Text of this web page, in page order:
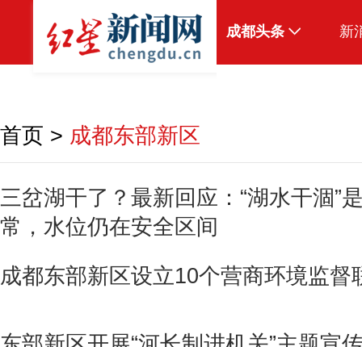
成都头条
头条智造
公示
新
首页 > 成都东部新区
三岔湖干了？最新回应：“湖水干涸”
常，水位仍在安全区间
成都东部新区设立10个营商环境监